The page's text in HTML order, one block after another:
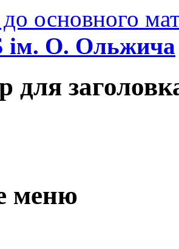
основного
О. Ольжича
для
меню